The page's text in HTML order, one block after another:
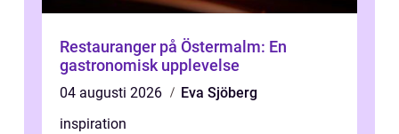
Restauranger på Östermalm: En
gastronomisk upplevelse
04 augusti 2026
Eva Sjöberg
inspiration